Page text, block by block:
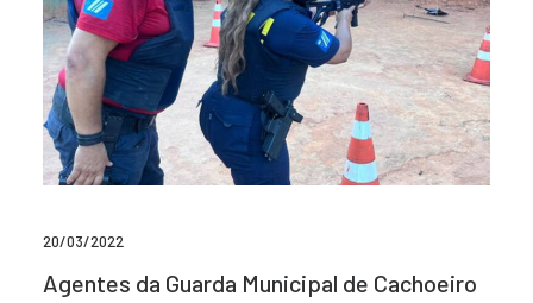
20/03/2022
Agentes da Guarda Municipal de Cachoeiro